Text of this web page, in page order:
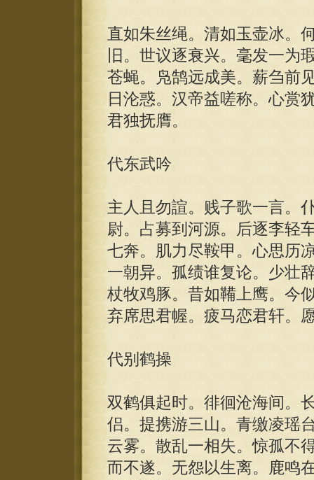
直如朱丝绳。清如玉壶冰。
旧。世议逐衰兴。毫发一为
苍蝇。凫鹄远成美。薪刍前
日沦惑。汉帝益嗟称。心赏
君独抚膺。
代东武吟
主人且勿諠。贱子歌一言。
尉。占募到河源。后逐李轻
七奔。肌力尽鞍甲。心思历
一朝异。孤绩谁复论。少壮
杖牧鸡豚。昔如鞴上鹰。今
弃席思君幄。疲马恋君轩。
代别鹤操
双鹤俱起时。徘徊沧海间。
侣。提携游三山。青缴凌瑶
云雾。散乱一相失。惊孤不
而不遂。无怨以生离。鹿鸣